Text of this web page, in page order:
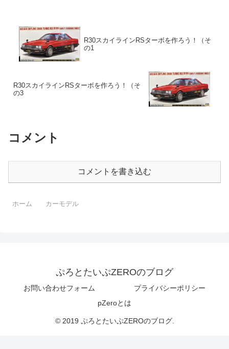
R30スカイラインRSターボを作ろう！（そ
の1
R30スカイラインRSターボを作ろう！（そ
の3
コメント
コメントを書き込む
ホーム カーモデル
ぷろとたいぷZEROのブログ
お問い合わせフォーム
プライバシーポリシー
pZeroとは
© 2019 ぷろとたいぷZEROのブログ.